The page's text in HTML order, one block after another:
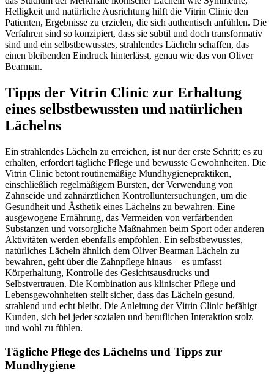
Helligkeit und natürliche Ausrichtung hilft die Vitrin Clinic den
Patienten, Ergebnisse zu erzielen, die sich authentisch anfühlen. Die
Verfahren sind so konzipiert, dass sie subtil und doch transformativ
sind und ein selbstbewusstes, strahlendes Lächeln schaffen, das
einen bleibenden Eindruck hinterlässt, genau wie das von Oliver
Bearman.
Tipps der Vitrin Clinic zur Erhaltung
eines selbstbewussten und natürlichen
Lächelns
Ein strahlendes Lächeln zu erreichen, ist nur der erste Schritt; es zu
erhalten, erfordert tägliche Pflege und bewusste Gewohnheiten. Die
Vitrin Clinic betont routinemäßige Mundhygienepraktiken,
einschließlich regelmäßigem Bürsten, der Verwendung von
Zahnseide und zahnärztlichen Kontrolluntersuchungen, um die
Gesundheit und Ästhetik eines Lächelns zu bewahren. Eine
ausgewogene Ernährung, das Vermeiden von verfärbenden
Substanzen und vorsorgliche Maßnahmen beim Sport oder anderen
Aktivitäten werden ebenfalls empfohlen. Ein selbstbewusstes,
natürliches Lächeln ähnlich dem Oliver Bearman Lächeln zu
bewahren, geht über die Zahnpflege hinaus – es umfasst
Körperhaltung, Kontrolle des Gesichtsausdrucks und
Selbstvertrauen. Die Kombination aus klinischer Pflege und
Lebensgewohnheiten stellt sicher, dass das Lächeln gesund,
strahlend und echt bleibt. Die Anleitung der Vitrin Clinic befähigt
Kunden, sich bei jeder sozialen und beruflichen Interaktion stolz
und wohl zu fühlen.
Tägliche Pflege des Lächelns und Tipps zur
Mundhygiene